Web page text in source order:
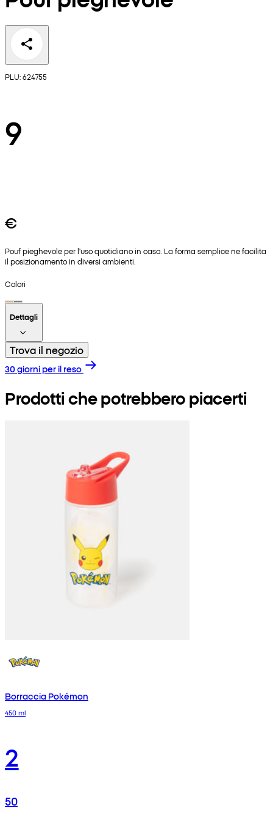
PLU: 624755
9
€
Pouf pieghevole per l'uso quotidiano in casa. La forma semplice ne facilita
il posizionamento in diversi ambienti.
Colori
Dettagli
Trova il negozio
30 giorni per il reso
Prodotti che potrebbero piacerti
Borraccia Pokémon
450 ml
2
50